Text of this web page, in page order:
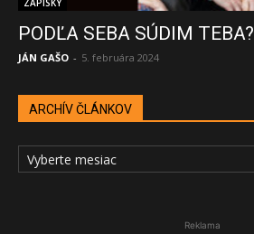
ZÁPISKY
PODĽA SEBA SÚDIM TEBA?
JÁN GAŠO - 5. februára 2024
ARCHÍV ČLÁNKOV
ARCHÍV
ČLÁNKOV
Reklama